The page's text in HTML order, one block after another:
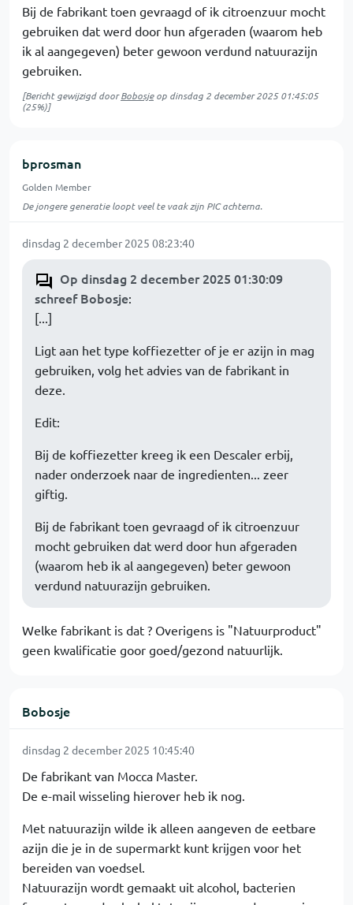
Bij de fabrikant toen gevraagd of ik citroenzuur mocht
gebruiken dat werd door hun afgeraden (waarom heb
ik al aangegeven) beter gewoon verdund natuurazijn
gebruiken.
[Bericht gewijzigd doorBobosjeop dinsdag 2 december 2025 01:45:05
(25%)]
bprosman
Golden Member
De jongere generatie loopt veel te vaak zijn PIC achterna.
dinsdag 2 december 2025 08:23:40
Op dinsdag 2 december 2025 01:30:09
schreef Bobosje:
[...]
Ligt aan het type koffiezetter of je er azijn in mag
gebruiken, volg het advies van de fabrikant in
deze.
Edit:
Bij de koffiezetter kreeg ik een Descaler erbij,
nader onderzoek naar de ingredienten... zeer
giftig.
Bij de fabrikant toen gevraagd of ik citroenzuur
mocht gebruiken dat werd door hun afgeraden
(waarom heb ik al aangegeven) beter gewoon
verdund natuurazijn gebruiken.
Welke fabrikant is dat ? Overigens is "Natuurproduct"
geen kwalificatie goor goed/gezond natuurlijk.
Bobosje
dinsdag 2 december 2025 10:45:40
De fabrikant van Mocca Master.
De e-mail wisseling hierover heb ik nog.
Met natuurazijn wilde ik alleen aangeven de eetbare
azijn die je in de supermarkt kunt krijgen voor het
bereiden van voedsel.
Natuurazijn wordt gemaakt uit alcohol, bacterien